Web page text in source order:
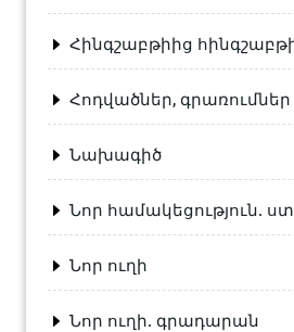
Հինգշաբթիից
Հոդվածներ, գրառումներ
Նախագիծ
Նոր համակեցություն.
Նոր ուղի
Նոր ուղի. գրադարան